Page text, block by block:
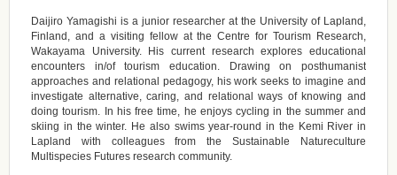
Daijiro Yamagishi is a junior researcher at the University of Lapland,
Finland, and a visiting fellow at the Centre for Tourism Research,
Wakayama University. His current research explores educational
encounters in/of tourism education. Drawing on posthumanist
approaches and relational pedagogy, his work seeks to imagine and
investigate alternative, caring, and relational ways of knowing and
doing tourism. In his free time, he enjoys cycling in the summer and
skiing in the winter. He also swims year-round in the Kemi River in
Lapland with colleagues from the Sustainable Natureculture
Multispecies Futures research community.